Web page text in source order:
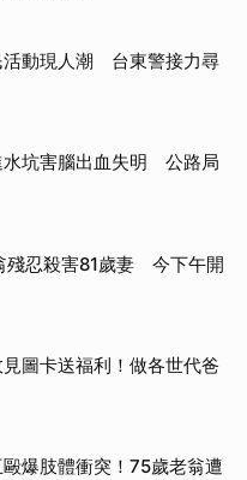
活動現人潮 台東警接力尋
水坑害腦出血失明 公路局
殘忍殺害81歲妻 今下午開
圖卡送福利！做各世代爸
爆肢體衝突！75歲老翁遭